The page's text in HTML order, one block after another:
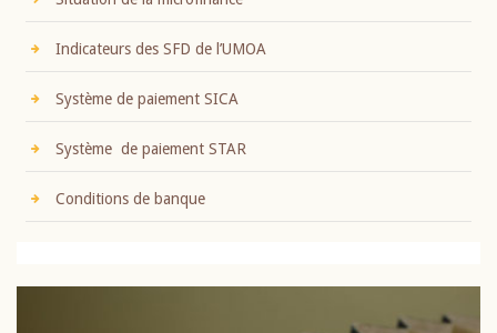
Indicateurs des SFD de l’UMOA
Système de paiement SICA
Système de paiement STAR
Conditions de banque